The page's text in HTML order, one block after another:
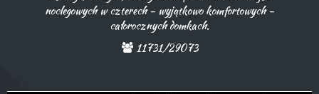
noclegowych w czterech - wyjątkowo komfortowych -
całorocznych domkach.
11731/29073